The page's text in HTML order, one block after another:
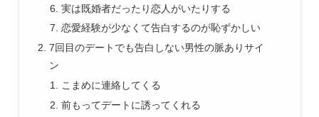
実は既婚者だったり恋人がいたりする
恋愛経験が少なくて告白するのが恥ずかしい
7回目のデートでも告白しない男性の脈ありサイ
ン
こまめに連絡してくる
前もってデートに誘ってくれる